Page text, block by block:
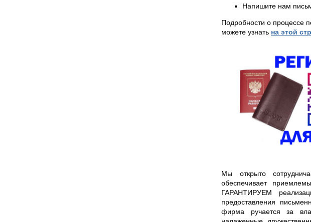
Напишите нам
Подробности о процессе
можете узнать на этой
Мы открыто
обеспечивает
ГАРАНТИРУЕМ
предоставления
фирма ручается за